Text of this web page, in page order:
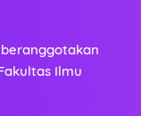
Ilmu